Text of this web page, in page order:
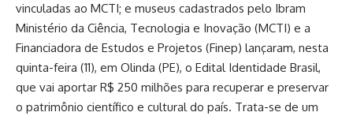
vinculadas ao MCTI; e museus cadastrados pelo Ibram
Ministério da Ciência, Tecnologia e Inovação (MCTI) e a
Financiadora de Estudos e Projetos (Finep) lançaram, nesta
quinta-feira (11), em Olinda (PE), o Edital Identidade Brasil,
que vai aportar R$ 250 milhões para recuperar e preservar
o patrimônio científico e cultural do país. Trata-se de um